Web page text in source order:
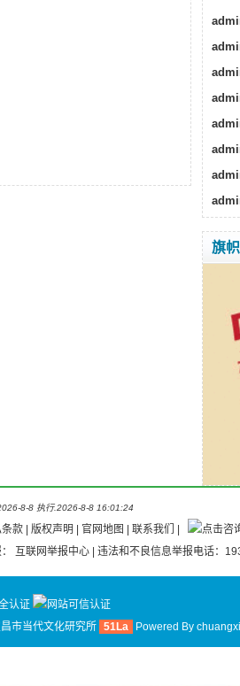
旗帜
8-8 执行.2026-8-8 16:01:24
条款 版权声明 官网地图 联系我们
互联网举报中心 | 违法和不良信息举报电话：
市当代文化研究所 51La Powered By